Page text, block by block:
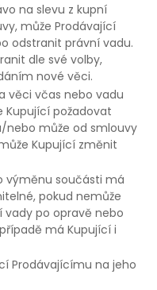
na slevu z kupní
může Prodávající
odstranit právní vadu.
dle své volby,
nové věci.
věci včas nebo vadu
požadovat
nebo může od smlouvy
Kupující změnit
výměnu součásti má
pokud nemůže
vady po opravě nebo
má Kupující i
Prodávajícímu na jeho